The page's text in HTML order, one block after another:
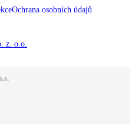
Ochrana osobních údajů
z. o.o.